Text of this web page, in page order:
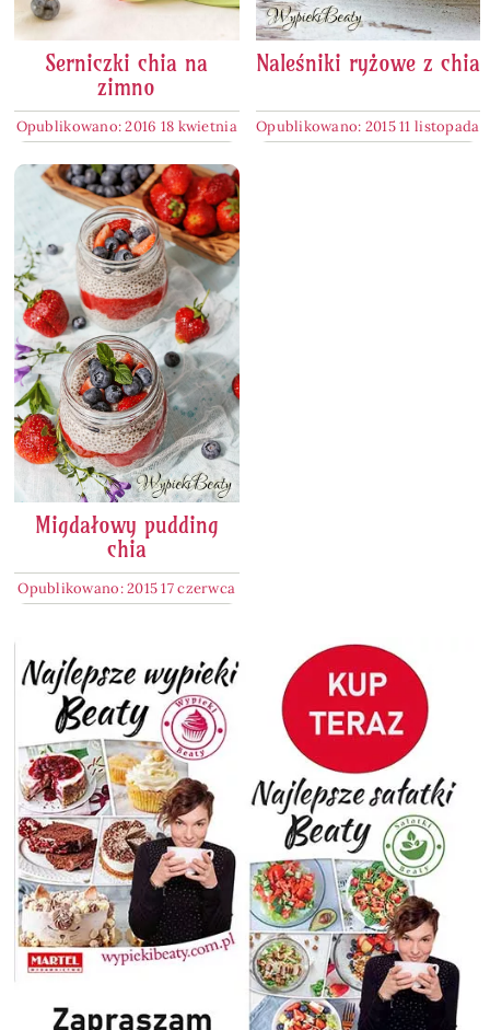
Serniczki chia na
zimno
Opublikowano: 2016 18 kwietnia
Naleśniki ryżowe z chia
Opublikowano: 2015 11 listopada
Migdałowy pudding
chia
Opublikowano: 2015 17 czerwca